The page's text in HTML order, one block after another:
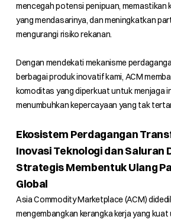
mencegah potensi penipuan, memastikan
yang mendasarinya, dan meningkatkan
mengurangi risiko rekanan.
Dengan mendekati mekanisme
berbagai produk inovatif kami, ACM
komoditas yang diperkuat untuk menjaga
menumbuhkan kepercayaan yang tak
Ekosistem Perdagangan
Inovasi Teknologi dan Saluran
Strategis Membentuk Ulang
Global
Asia Commodity Marketplace (ACM)
mengembangkan kerangka kerja yang